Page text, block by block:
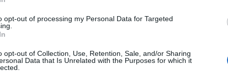
opt-out of processing my Personal Data for Targeted
opt-out of Collection, Use, Retention, Sale, and/or Sharing
Data that Is Unrelated with the Purposes for which it